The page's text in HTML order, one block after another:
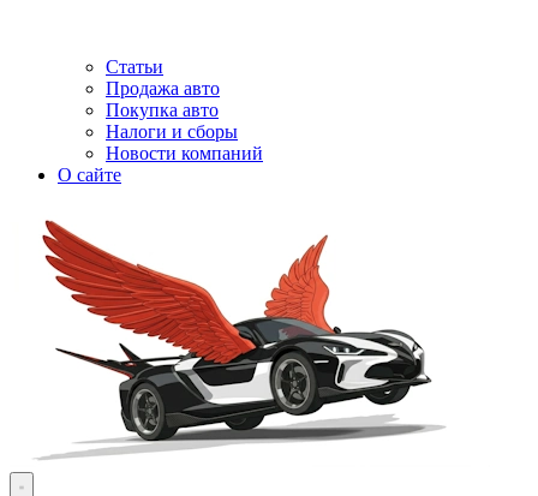
Статьи
Продажа авто
Покупка авто
Налоги и сборы
Новости компаний
О сайте